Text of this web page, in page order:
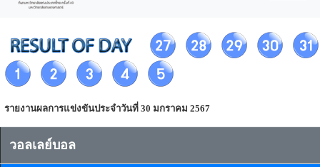
รายงานผลการแข่งขันประจำวันที่ 30 มกราคม 2567
วอลเลย์บอล